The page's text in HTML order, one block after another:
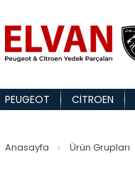
PEUGEOT CITROEN
Anasayfa Ürün Grupları